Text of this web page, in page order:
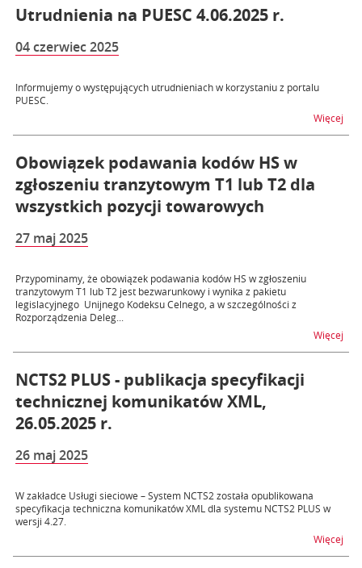
Utrudnienia na PUESC 4.06.2025 r.
04 czerwiec 2025
Informujemy o występujących utrudnieniach w korzystaniu z portalu
PUESC.
Więcej
Obowiązek podawania kodów HS w
zgłoszeniu tranzytowym T1 lub T2 dla
wszystkich pozycji towarowych
27 maj 2025
Przypominamy, że obowiązek podawania kodów HS w zgłoszeniu
tranzytowym T1 lub T2 jest bezwarunkowy i wynika z pakietu
legislacyjnego Unijnego Kodeksu Celnego, a w szczególności z
Rozporządzenia Deleg...
Więcej
NCTS2 PLUS - publikacja specyfikacji
technicznej komunikatów XML,
26.05.2025 r.
26 maj 2025
W zakładce Usługi sieciowe – System NCTS2 została opublikowana
specyfikacja techniczna komunikatów XML dla systemu NCTS2 PLUS w
wersji 4.27.
Więcej